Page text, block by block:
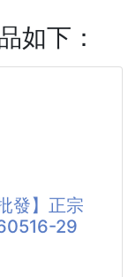
如下：
發】正宗
29